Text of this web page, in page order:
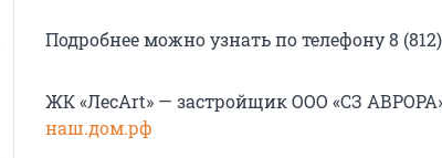
Подробнее можно узнать по телефону 8
ЖК «ЛесArt» — застройщик ООО «СЗ
наш.дом.рф